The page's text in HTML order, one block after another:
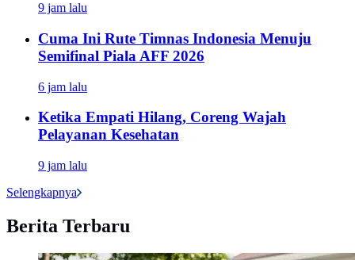
9 jam lalu
Cuma Ini Rute Timnas Indonesia Menuju
Semifinal Piala AFF 2026
6 jam lalu
Ketika Empati Hilang, Coreng Wajah
Pelayanan Kesehatan
9 jam lalu
Selengkapnya
Berita Terbaru